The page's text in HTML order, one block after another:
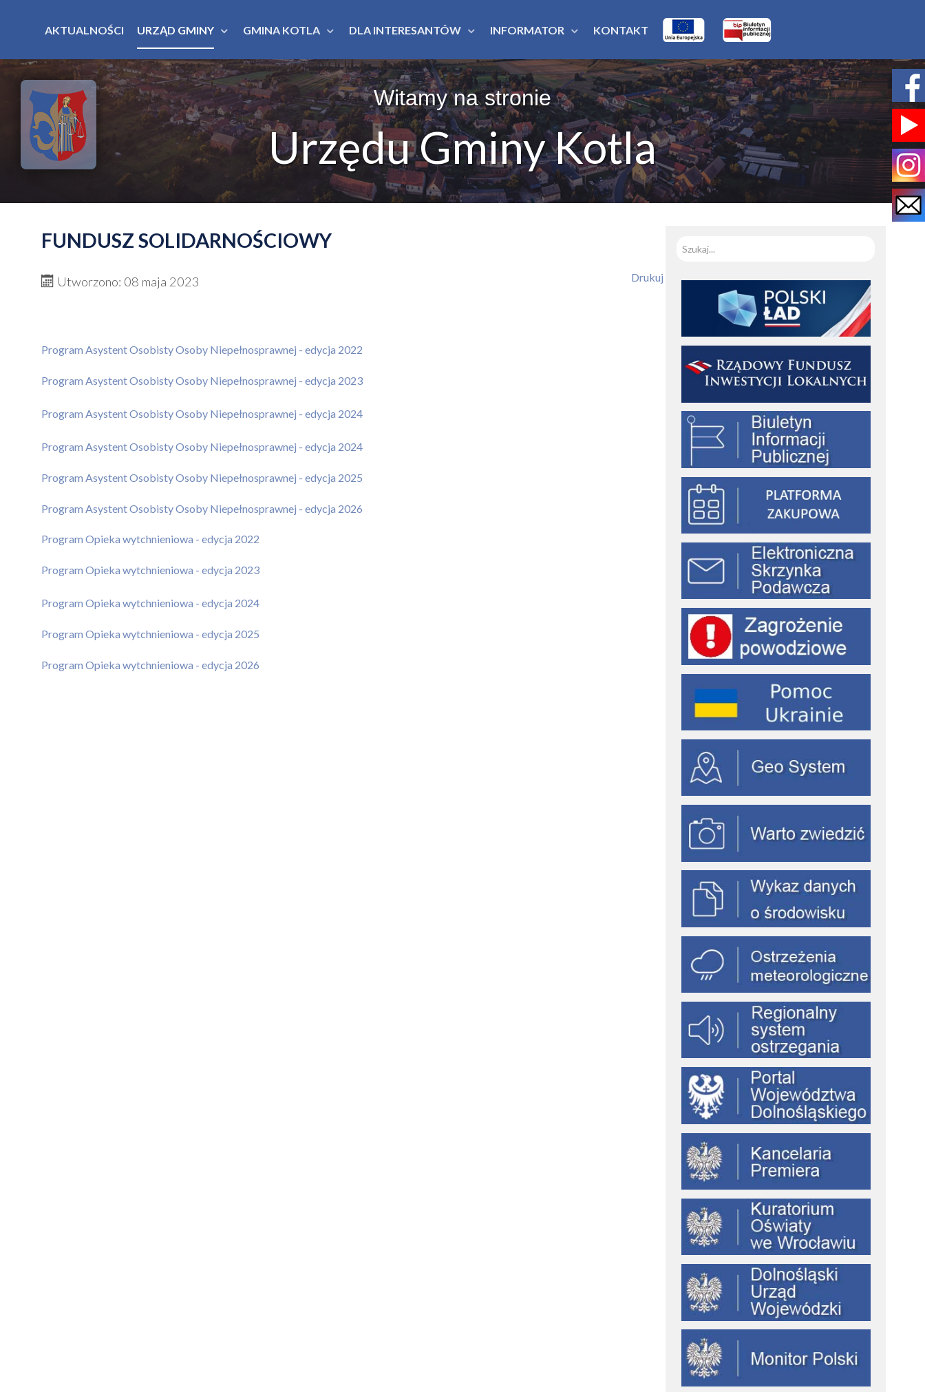
AKTUALNOŚCI URZĄD GMINY GMINA KOTLA DLA INTERESANTÓW INFORMATOR KONTAKT
Witamy na stronie
Urzędu Gminy Kotla
FUNDUSZ SOLIDARNOŚCIOWY
Drukuj
Utworzono: 08 maja 2023
Program Asystent Osobisty Osoby Niepełnosprawnej - edycja 2022
Program Asystent Osobisty Osoby Niepełnosprawnej - edycja 2023
Program Asystent Osobisty Osoby Niepełnosprawnej - edycja 2024
Program Asystent Osobisty Osoby Niepełnosprawnej - edycja 2024
Program Asystent Osobisty Osoby Niepełnosprawnej - edycja 2025
Program Asystent Osobisty Osoby Niepełnosprawnej - edycja 2026
Program Opieka wytchnieniowa - edycja 2022
Program Opieka wytchnieniowa - edycja 2023
Program Opieka wytchnieniowa - edycja 2024
Program Opieka wytchnieniowa - edycja 2025
Program Opieka wytchnieniowa - edycja 2026